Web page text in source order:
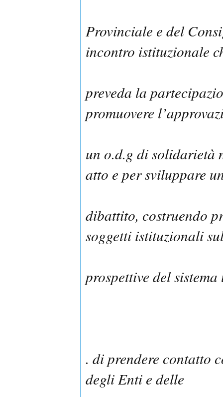
Provinciale e del
incontro istituzionale
preveda la
promuovere
un o.d.g di solidarietà
atto e per sviluppare
dibattito, costruendo
soggetti istituzionali
prospettive del
. di prendere contatto
degli Enti e delle